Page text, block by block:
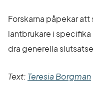
Forskarna påpekar
lantbrukare i
dra generella
Text: Teresia Borgman